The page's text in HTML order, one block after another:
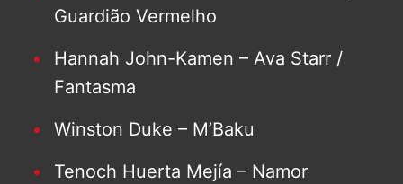
Guardião Vermelho
Hannah John-Kamen – Ava Starr /
Fantasma
Winston Duke – M’Baku
Tenoch Huerta Mejía – Namor